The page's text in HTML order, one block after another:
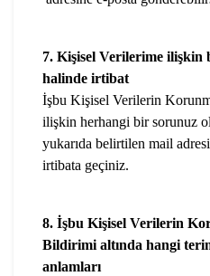
7. Kişisel Verilerime ilişkin
halinde irtibat
İşbu Kişisel Verilerin
ilişkin herhangi bir sorunuz
yukarıda belirtilen mail
irtibata geçiniz.
8. İşbu Kişisel Verilerin
Bildirimi altında hangi
anlamları